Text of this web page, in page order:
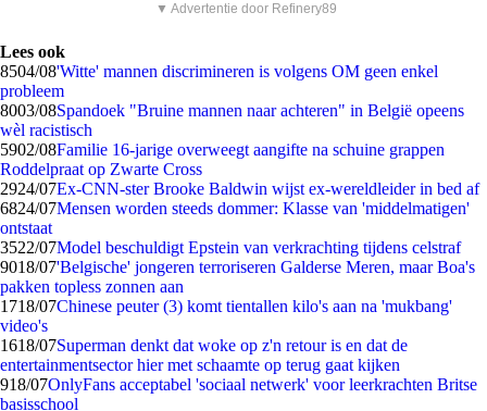
▼ Advertentie door Refinery89
Lees ook
8504/08'Witte' mannen discrimineren is volgens OM geen enkel
probleem
8003/08Spandoek "Bruine mannen naar achteren" in België opeens
wèl racistisch
5902/08Familie 16-jarige overweegt aangifte na schuine grappen
Roddelpraat op Zwarte Cross
2924/07Ex-CNN-ster Brooke Baldwin wijst ex-wereldleider in bed af
6824/07Mensen worden steeds dommer: Klasse van 'middelmatigen'
ontstaat
3522/07Model beschuldigt Epstein van verkrachting tijdens celstraf
9018/07'Belgische' jongeren terroriseren Galderse Meren, maar Boa's
pakken topless zonnen aan
1718/07Chinese peuter (3) komt tientallen kilo's aan na 'mukbang'
video's
1618/07Superman denkt dat woke op z'n retour is en dat de
entertainmentsector hier met schaamte op terug gaat kijken
918/07OnlyFans acceptabel 'sociaal netwerk' voor leerkrachten Britse
basisschool